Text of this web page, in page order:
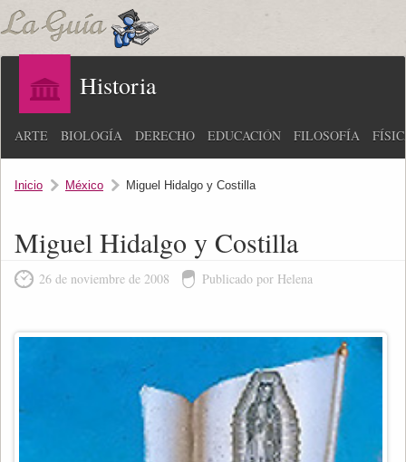
Historia
ARTE BIOLOGÍA DERECHO EDUCACIÓN FILOSOFÍA
Inicio México Miguel Hidalgo y Costilla
Miguel Hidalgo y Costilla
26 de noviembre de 2008 Publicado por Helena